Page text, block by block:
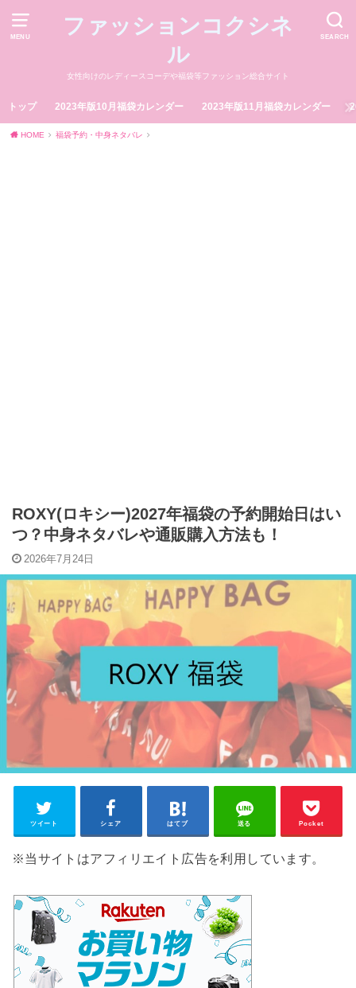
MENU SEARCH
ファッションコクシネ
ル
女性向けのレディースコーデや福袋等ファッション総合サイト
トップ 2023年版10月福袋カレンダー 2023年版11月福袋カレンダー
HOME 福袋予約・中身ネタバレ
ROXY(ロキシー)2027年福袋の予約開始日はい
つ？中身ネタバレや通販購入方法も！
2026年7月24日
ツイート シェア はてブ 送る Pocket
※当サイトはアフィリエイト広告を利用しています。